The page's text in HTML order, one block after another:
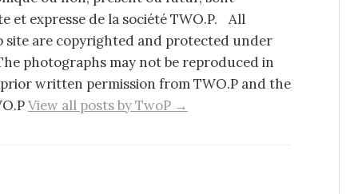
et expresse de la société TWO.P. All
site are copyrighted and protected under
photographs may not be reproduced in
written permission from TWO.P and the
View all posts by TwoP →